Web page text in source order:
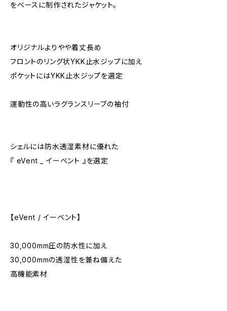
をベースに制作されたジャケット。
オリジナルよりやや着丈長め
フロントのリング状YKK止水ジップに加え
ポケットにはYKK止水ジップを選定
運動性の高いラグランスリーブの袖付
シェルには防水透湿素材に優れた
『 eVent _ イーベント 』を選定
【eVent / イーベント】
30,000mm圧の防水性に加え
30,000mmの透湿性を兼ね備えた
高機能素材